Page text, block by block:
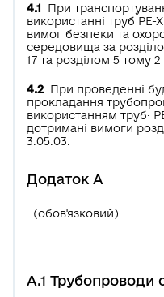
4.1
При
використанні труб РЕ-
вимог безпеки та
середовища за
17 та розділом 5 тому 2
4.2 При проведенні
прокладання
використанням труб·
дотримані вимоги
3.05.03.
Додаток А
(обов'язковий)
А.1 Трубопроводи